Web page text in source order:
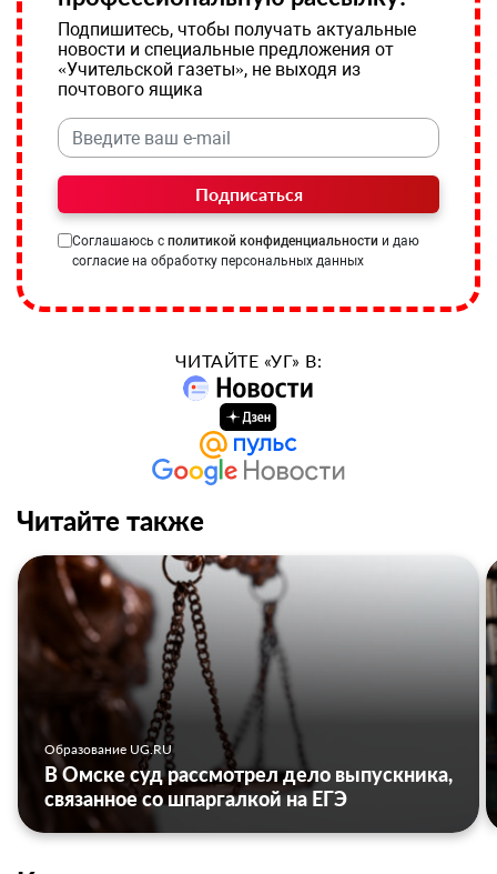
Подпишитесь, чтобы получать актуальные
новости и специальные предложения от
«Учительской газеты», не выходя из
почтового ящика
Подписаться
Соглашаюсь с политикой конфиденциальности и даю
согласие на обработку персональных данных
ЧИТАЙТЕ «УГ» В:
Читайте также
Образование UG.RU
В Омске суд рассмотрел дело выпускника,
связанное со шпаргалкой на ЕГЭ